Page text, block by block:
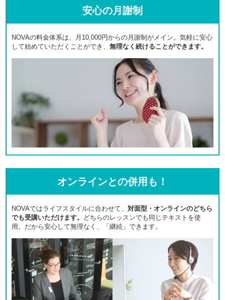
安心の月謝制
NOVAの料金体系は、月10,000円からの月謝制がメイン。気軽に安心
して始めていただくことができ、 無理なく続けることができます。
オンラインとの併用も！
NOVAではライフスタイルに合わせて、 対面型・オンラインのどちら
でも受講いただけます。
どちらのレッスンでも同じテキストを使
用。だから安心して無理なく、「継続」できます。